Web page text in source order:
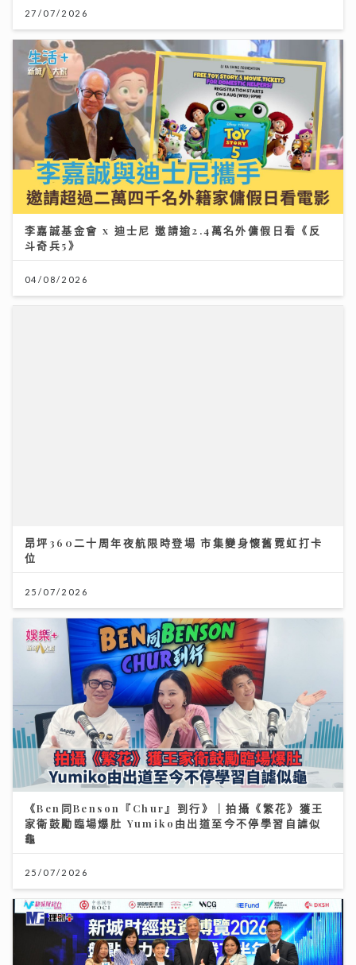
27/07/2026
李嘉誠基金會 x 迪士尼 邀請逾2.4萬名外傭假日看《反
斗奇兵5》
04/08/2026
昂坪360二十周年夜航限時登場 市集變身懷舊霓虹打卡
位
25/07/2026
《Ben同Benson『Chur』到行》｜拍攝《繁花》獲王
家衛鼓勵臨場爆肚 Yumiko由出道至今不停學習自謔似
龜
25/07/2026